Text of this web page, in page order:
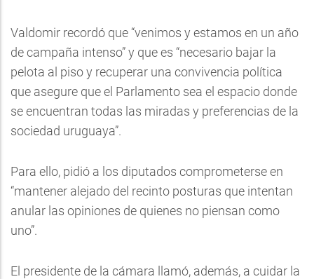
Valdomir recordó que “venimos y estamos en un año
de campaña intenso” y que es “necesario bajar la
pelota al piso y recuperar una convivencia política
que asegure que el Parlamento sea el espacio donde
se encuentran todas las miradas y preferencias de la
sociedad uruguaya”.
Para ello, pidió a los diputados comprometerse en
“mantener alejado del recinto posturas que intentan
anular las opiniones de quienes no piensan como
uno”.
El presidente de la cámara llamó, además, a cuidar la